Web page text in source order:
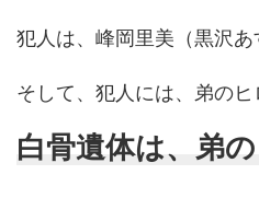
犯人は、峰岡里美（黒沢あ
そして、犯人には、弟のヒ
白骨遺体は、弟の